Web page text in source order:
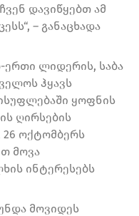
დავიწყებთ ამ
– განაცხადა
ლიდერის, საბა
ჰყავს
ყოფნის
ღირსების
26 ოქტომბერს
მოვა
ინტერესებს
მოვიდეს